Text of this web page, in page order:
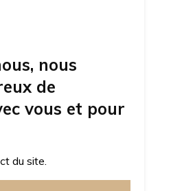
nous
de
vous et pour
du site.